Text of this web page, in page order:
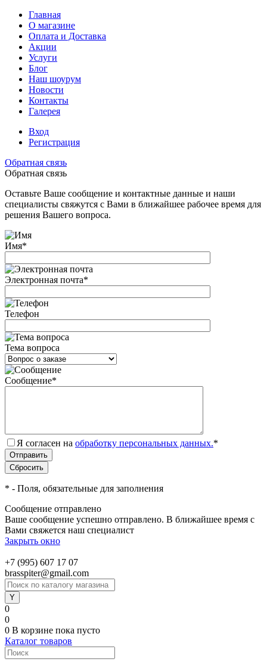
Главная
О магазине
Оплата и Доставка
Акции
Услуги
Блог
Наш шоурум
Новости
Контакты
Галерея
Вход
Регистрация
Обратная связь
Обратная связь
Оставьте Ваше сообщение и контактные данные и наши
специалисты свяжутся с Вами в ближайшее рабочее время для
решения Вашего вопроса.
Имя*
Электронная почта*
Телефон
Тема вопроса
Сообщение*
Я согласен на обработку персональных данных.*
* - Поля, обязательные для заполнения
Сообщение отправлено
Ваше сообщение успешно отправлено. В ближайшее время с
Вами свяжется наш специалист
Закрыть окно
+7 (995) 607 17 07
brasspiter@gmail.com
0
0
0 В корзине пока пусто
Каталог товаров